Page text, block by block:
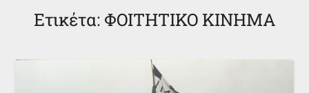
Ετικέτα: ΦΟΙΤΗΤΙΚΟ ΚΙΝΗΜΑ